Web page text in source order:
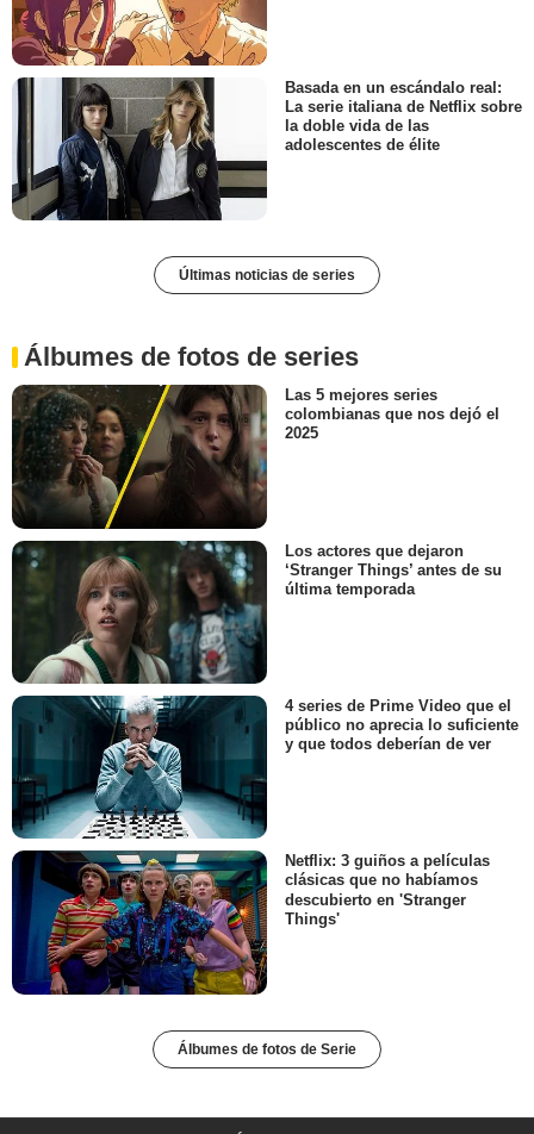
Basada en un escándalo real:
La serie italiana de Netflix sobre
la doble vida de las
adolescentes de élite
Últimas noticias de series
Álbumes de fotos de series
Las 5 mejores series
colombianas que nos dejó el
2025
Los actores que dejaron
‘Stranger Things’ antes de su
última temporada
4 series de Prime Video que el
público no aprecia lo suficiente
y que todos deberían de ver
Netflix: 3 guiños a películas
clásicas que no habíamos
descubierto en 'Stranger
Things'
Álbumes de fotos de Serie